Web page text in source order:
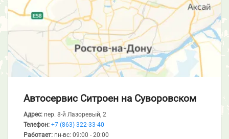
Автосервис Ситроен на Суворовском
Адрес: пер. 8-й Лазоревый, 2
Телефон: +7 (863) 322-33-40
Работает: пн-вс: 09:00 - 20:00